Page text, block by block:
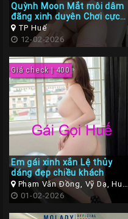
Quỳnh Moon Mắt môi dâm
đãng xinh duyên Chơi cực
phê
TP Huế
12-02-2026
Giá check | 400
Em gái xinh xắn Lệ thủy
dáng đẹp chiều khách
Phạm Văn Đồng, Vỹ Dạ, Huế,
Thừa Thiên Huế
01-02-2026